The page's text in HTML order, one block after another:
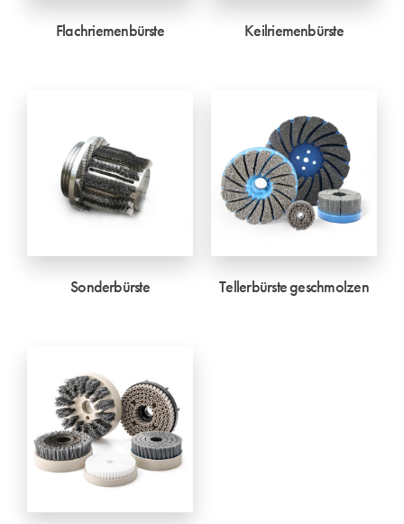
Flachriemenbürste Keilriemenbürste
Sonderbürste Tellerbürste geschmolzen